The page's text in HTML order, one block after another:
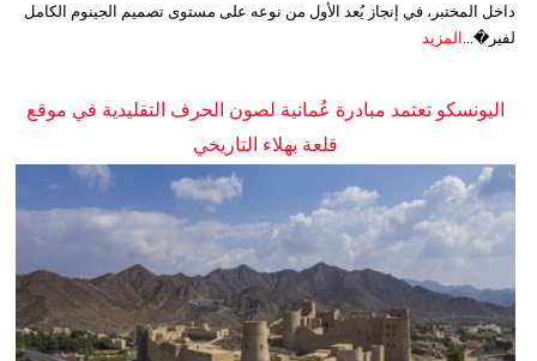
داخل المختبر، في إنجاز يُعد الأول من نوعه على مستوى تصميم الجينوم الكامل
لفير�... المزيد
اليونسكو تعتمد مبادرة عُمانية لصون الحرف التقليدية في موقع
قلعة بهلاء التاريخي